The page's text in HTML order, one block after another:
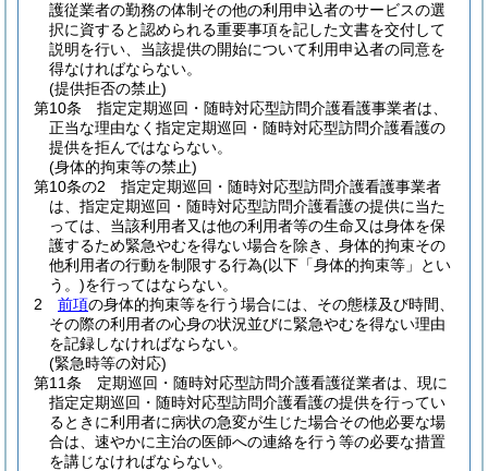
護従業者の勤務の体制その他の利用申込者のサービスの選
択に資すると認められる重要事項を記した文書を交付して
説明を行い、当該提供の開始について利用申込者の同意を
得なければならない。
(提供拒否の禁止)
第10条
指定定期巡回・随時対応型訪問介護看護事業者は、
正当な理由なく指定定期巡回・随時対応型訪問介護看護の
提供を拒んではならない。
(身体的拘束等の禁止)
第10条の2
指定定期巡回・随時対応型訪問介護看護事業者
は、指定定期巡回・随時対応型訪問介護看護の提供に当た
っては、当該利用者又は他の利用者等の生命又は身体を保
護するため緊急やむを得ない場合を除き、身体的拘束その
他利用者の行動を制限する行為(以下「身体的拘束等」とい
う。)を行ってはならない。
2
前項の身体的拘束等を行う場合には、その態様及び時間、
その際の利用者の心身の状況並びに緊急やむを得ない理由
を記録しなければならない。
(緊急時等の対応)
第11条
定期巡回・随時対応型訪問介護看護従業者は、現に
指定定期巡回・随時対応型訪問介護看護の提供を行ってい
るときに利用者に病状の急変が生じた場合その他必要な場
合は、速やかに主治の医師への連絡を行う等の必要な措置
を講じなければならない。